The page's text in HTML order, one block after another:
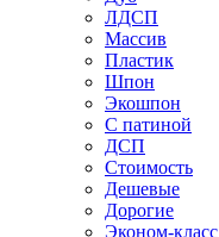
ЛДСП
Массив
Пластик
Шпон
Экошпон
С патиной
ДСП
Стоимость
Дешевые
Дорогие
Эконом-класс